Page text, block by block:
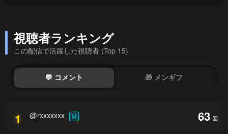
視聴者ランキング
この配信で活躍した視聴者 (Top 15)
💬 コメント 🎁 メンギフ
1 @rxxxxxxx M 63 回